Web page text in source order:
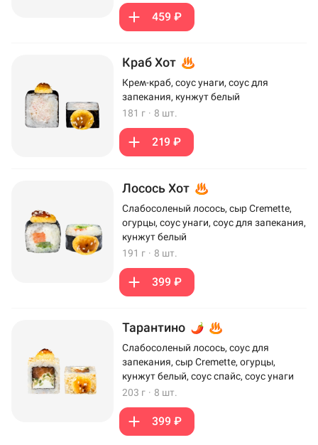
459 ₽
Краб Хот
Крем-краб, соус унаги, соус для
запекания, кунжут белый
181 г · 8 шт.
219 ₽
Лосось Хот
Слабосоленый лосось, сыр Cremette,
огурцы, соус унаги, соус для запекания,
кунжут белый
191 г · 8 шт.
399 ₽
Тарантино
Слабосоленый лосось, соус для
запекания, сыр Cremette, огурцы,
кунжут белый, соус спайс, соус унаги
203 г · 8 шт.
399 ₽